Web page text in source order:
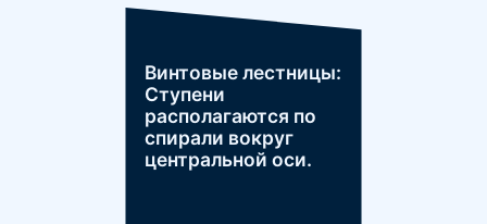
Винтовые лестницы:
Ступени
располагаются по
спирали вокруг
центральной оси.